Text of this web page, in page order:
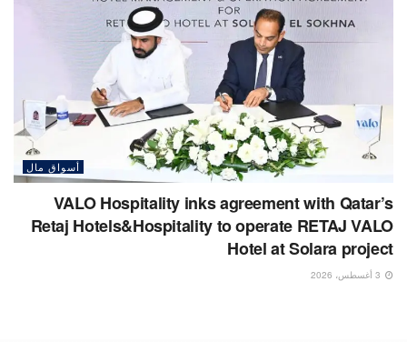
أسواق مال
VALO Hospitality inks agreement with Qatar’s
Retaj Hotels&Hospitality to operate RETAJ VALO
Hotel at Solara project